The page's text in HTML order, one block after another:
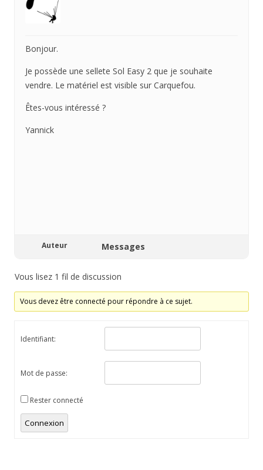
Bonjour.
Je possède une sellete Sol Easy 2 que je souhaite
vendre. Le matériel est visible sur Carquefou.
Êtes-vous intéressé ?
Yannick
Auteur Messages
Vous lisez 1 fil de discussion
Vous devez être connecté pour répondre à ce sujet.
Identifiant:
Mot de passe:
Rester connecté
Connexion